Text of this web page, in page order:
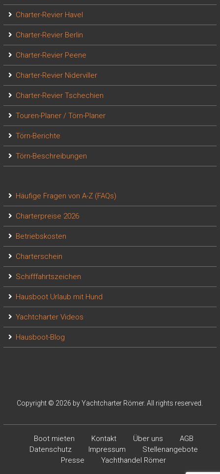
Charter-Revier Havel
Charter-Revier Berlin
Charter-Revier Peene
Charter-Revier Niderviller
Charter-Revier Tschechien
Touren-Planer / Törn-Planer
Törn-Berichte
Törn-Beschreibungen
Häufige Fragen von A-Z (FAQs)
Charterpreise 2026
Betriebskosten
Charterschein
Schifffahrtszeichen
Hausboot Urlaub mit Hund
Yachtcharter Videos
Hausboot-Blog
Copyright © 2026 by Yachtcharter Römer. All rights reserved.
Boot mieten Kontakt Über uns
AGB
Datenschutz
Impressum
Stellenangebote
Presse
Yachthandel Römer